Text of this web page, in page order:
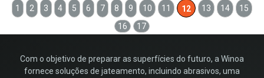
1 2 3 4 5 6 7 8 9 10 11 12 13 14
15
16
17
Com o objetivo de preparar as superfícies do futuro, a Winoa
fornece soluções de jateamento, incluindo abrasivos, uma